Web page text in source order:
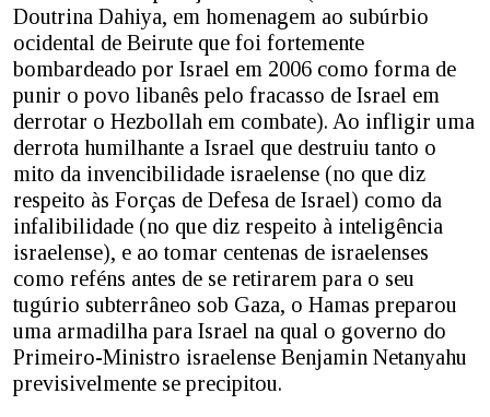
Doutrina Dahiya, em homenagem ao subúrbio
ocidental de Beirute que foi fortemente
bombardeado por Israel em 2006 como forma de
punir o povo libanês pelo fracasso de Israel em
derrotar o Hezbollah em combate). Ao infligir uma
derrota humilhante a Israel que destruiu tanto o
mito da invencibilidade israelense (no que diz
respeito às Forças de Defesa de Israel) como da
infalibilidade (no que diz respeito à inteligência
israelense), e ao tomar centenas de israelenses
como reféns antes de se retirarem para o seu
tugúrio subterrâneo sob Gaza, o Hamas preparou
uma armadilha para Israel na qual o governo do
Primeiro-Ministro israelense Benjamin Netanyahu
previsivelmente se precipitou.